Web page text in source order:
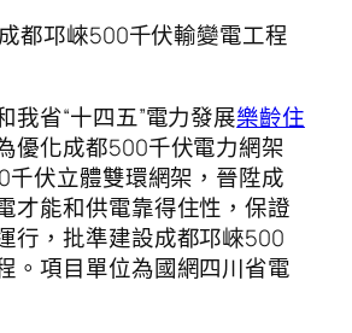
都邛崍500千伏輸變電工程
我省“十四五”電力發展樂齡住
優化成都500千伏電力網架
千伏立體雙環網架，晉陞成
才能和供電靠得住性，保證
行，批準建設成都邛崍500
。項目單位為國網四川省電